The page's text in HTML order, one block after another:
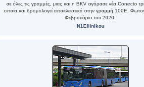
σε όλες τις γραμμές, μιας και η BKV αγόρασε νέα Conecto
οποία και δρομολογεί αποκλειστικά στην γραμμή 100Ε.
Φεβρουάριο του 2020.
N1Ellinikou